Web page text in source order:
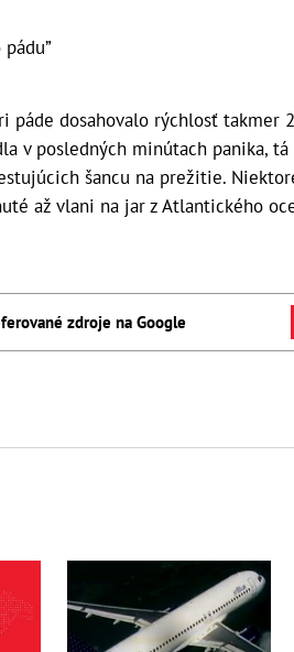
páde dosahovalo rýchlosť takmer
v posledných minútach panika, tá
šancu na prežitie.
až vlani na jar z Atlantického
zdroje na Google